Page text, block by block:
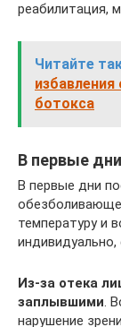
реабилитация,
Читайте
ботокса
В первые дни
В первые дни
температуру и
Из-за отека
заплывшими.
нарушение